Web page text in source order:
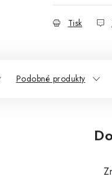
Tisk
Podobné produkty